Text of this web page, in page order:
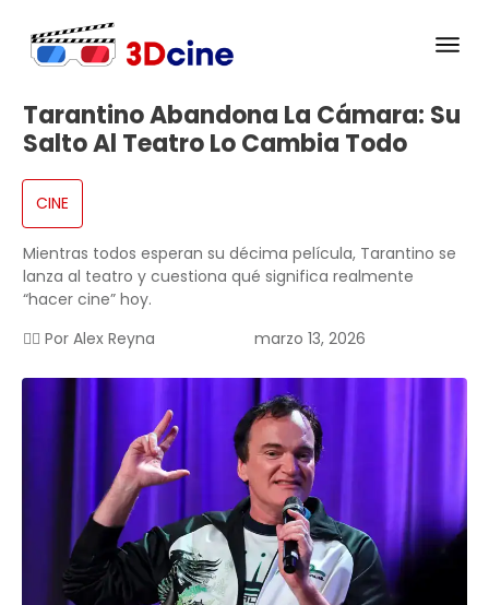
Tarantino Abandona La Cámara: Su
Salto Al Teatro Lo Cambia Todo
CINE
Mientras todos esperan su décima película, Tarantino se
lanza al teatro y cuestiona qué significa realmente
“hacer cine” hoy.
✍🏻 Por Alex Reyna marzo 13, 2026